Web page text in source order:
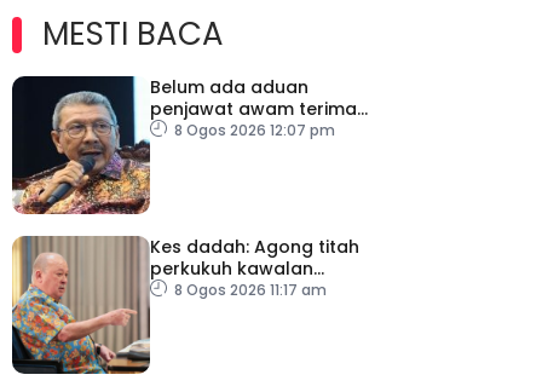
MESTI BACA
Belum ada aduan
penjawat awam terima
tekanan daripada ahli
8 Ogos 2026 12:07 pm
Kes dadah: Agong titah
perkukuh kawalan
lapangan terbang, pintu
8 Ogos 2026 11:17 am